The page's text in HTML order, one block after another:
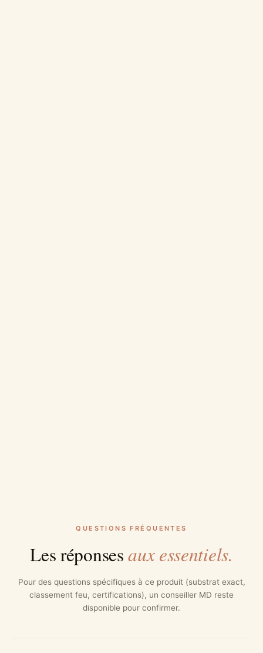
QUESTIONS FRÉQUENTES
Les réponsesaux essentiels.
Pour des questions spécifiques à ce produit (substrat exact,
classement feu, certifications), un conseiller MD reste
disponible pour confirmer.